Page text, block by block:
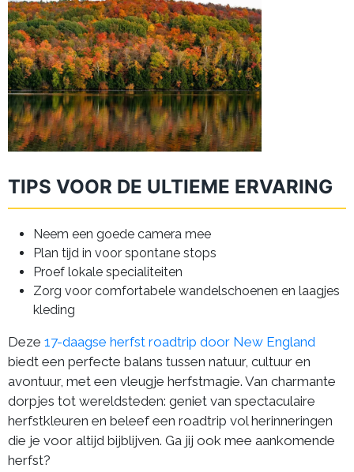
TIPS VOOR DE ULTIEME ERVARING
Neem een goede camera mee
Plan tijd in voor spontane stops
Proef lokale specialiteiten
Zorg voor comfortabele wandelschoenen en laagjes
kleding
Deze 17-daagse herfst roadtrip door New England
biedt een perfecte balans tussen natuur, cultuur en
avontuur, met een vleugje herfstmagie. Van charmante
dorpjes tot wereldsteden: geniet van spectaculaire
herfstkleuren en beleef een roadtrip vol herinneringen
die je voor altijd bijblijven. Ga jij ook mee aankomende
herfst?